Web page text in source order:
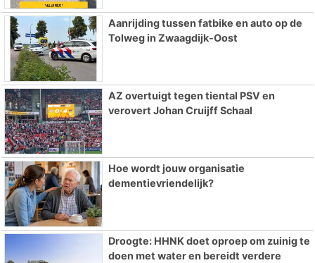
Aanrijding tussen fatbike en auto op de
Tolweg in Zwaagdijk-Oost
AZ overtuigt tegen tiental PSV en
verovert Johan Cruijff Schaal
Hoe wordt jouw organisatie
dementievriendelijk?
Droogte: HHNK doet oproep om zuinig te
doen met water en bereidt verdere